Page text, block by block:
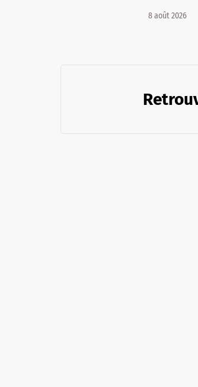
8 août 2026